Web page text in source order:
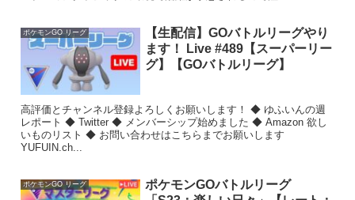
ポケモンGO リーグ
【生配信】GOバトルリーグやり
ます！ Live #489【スーパーリー
グ】【GOバトルリーグ】
高評価とチャンネル登録よろしくお願いします！ ◆ ゆふいんの週
レポート ◆ Twitter ◆ メンバーシップ始めました ◆ Amazon 欲し
いものリスト ◆ お問い合わせはこちらまでお願いします
YUFUIN.ch...
ポケモンGO リーグ
ポケモンGOバトルリーグ